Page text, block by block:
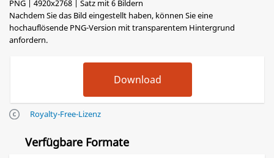
PNG | 4920x2768 | Satz mit 6 Bildern
Nachdem Sie das Bild eingestellt haben, können Sie eine
hochauflösende PNG-Version mit transparentem Hintergrund
anfordern.
Royalty-Free-Lizenz
Verfügbare Formate